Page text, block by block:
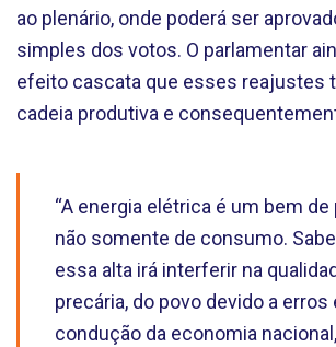
ao plenário, onde poderá ser
simples dos votos. O parlamentar
efeito cascata que esses reajustes
cadeia produtiva e
“A energia elétrica é um bem de
não somente de consumo.
essa alta irá interferir na
precária, do povo devido a erros
condução da economia